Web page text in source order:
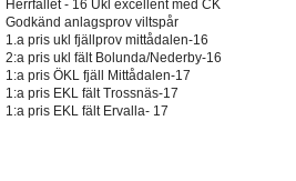
Herrfallet - 16 Ukl excellent med CK
Godkänd anlagsprov viltspår
1.a pris ukl fjällprov mittådalen-16
2:a pris ukl fält Bolunda/Nederby-16
1:a pris ÖKL fjäll Mittådalen-17
1:a pris EKL fält Trossnäs-17
1:a pris EKL fält Ervalla- 17